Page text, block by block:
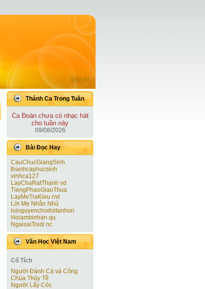
Sign In
Thánh Ca Trong Tuần
Ca Ðoàn chưa có nhạc hát
cho tuần này
09/08/2026
Bài Ðọc Hay
CauChucGiangSinh
thanhcaphucsinh
vinhca127
LayChaRatThanh vd
TiengPhaoGiaoThua
LayMeTraKieu nvt
Lời Mẹ Nhắn Nhủ
loinguyenchodoitanhon
Hoiambinhan qu
NgaisaiToidi nc
Văn Học Việt Nam
Cổ Tích
Người Ðánh Cá và Công
Chúa Thủy Tề
Người Lấy Cóc